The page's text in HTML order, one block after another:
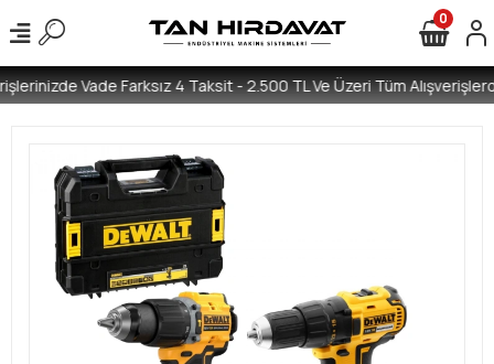
Vade Farksız 4 Taksit - 2.500 TL Ve Üzeri Tüm
0